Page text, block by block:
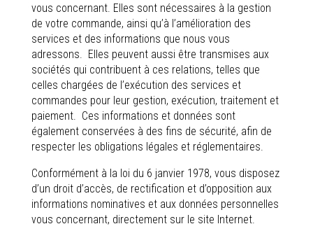
vous concernant. Elles sont nécessaires à la gestion
de votre commande, ainsi qu’à l’amélioration des
services et des informations que nous vous
adressons. Elles peuvent aussi être transmises aux
sociétés qui contribuent à ces relations, telles que
celles chargées de l’exécution des services et
commandes pour leur gestion, exécution, traitement et
paiement. Ces informations et données sont
également conservées à des fins de sécurité, afin de
respecter les obligations légales et réglementaires.
Conformément à la loi du 6 janvier 1978, vous disposez
d’un droit d’accès, de rectification et d’opposition aux
informations nominatives et aux données personnelles
vous concernant, directement sur le site Internet.